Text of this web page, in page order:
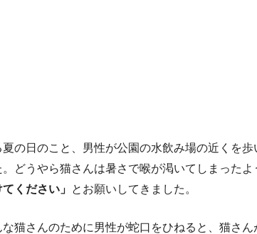
夏の日のこと、男性が公園の水飲み場の近くを
。どうやら猫さんは暑さで喉が渇いてしまったよ
てください」 とお願いしてきました。
な猫さんのために男性が蛇口をひねると、猫さ